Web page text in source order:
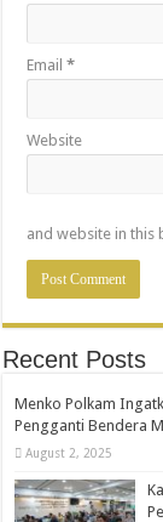
Email*
Website
and website in
Recent Posts
Menko Polkam
Pengganti Bendera
August 2, 2025